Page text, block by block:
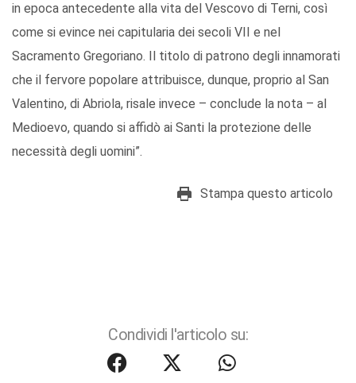
in epoca antecedente alla vita del Vescovo di Terni, così
come si evince nei capitularia dei secoli VII e nel
Sacramento Gregoriano. Il titolo di patrono degli innamorati
che il fervore popolare attribuisce, dunque, proprio al San
Valentino, di Abriola, risale invece – conclude la nota – al
Medioevo, quando si affidò ai Santi la protezione delle
necessità degli uomini”.
Stampa questo articolo
Condividi l'articolo su: